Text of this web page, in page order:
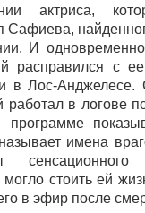
актриса,
Сафиева,
И одновременно
расправился с
в Лос-Анджелесе.
работал в логове
программе
имена
могло стоить ей
в эфир после